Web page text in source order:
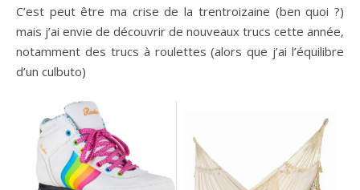
C’est peut être ma crise de la trentroizaine (ben quoi ?)
mais j’ai envie de découvrir de nouveaux trucs cette année,
notamment des trucs à roulettes (alors que j’ai l’équilibre
d’un culbuto)